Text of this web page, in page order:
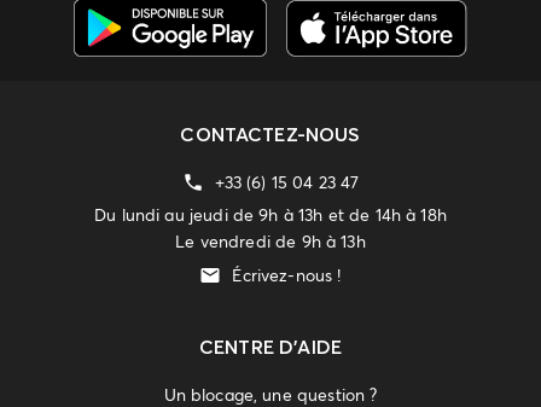
CONTACTEZ-NOUS
+33 (6) 15 04 23 47
Du lundi au jeudi de 9h à 13h et de 14h à 18h
Le vendredi de 9h à 13h
Écrivez-nous !
CENTRE D'AIDE
Un blocage, une question ?